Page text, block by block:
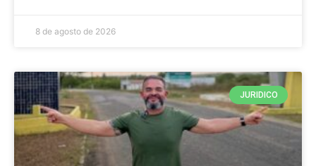
8 de agosto de 2026
JURIDICO